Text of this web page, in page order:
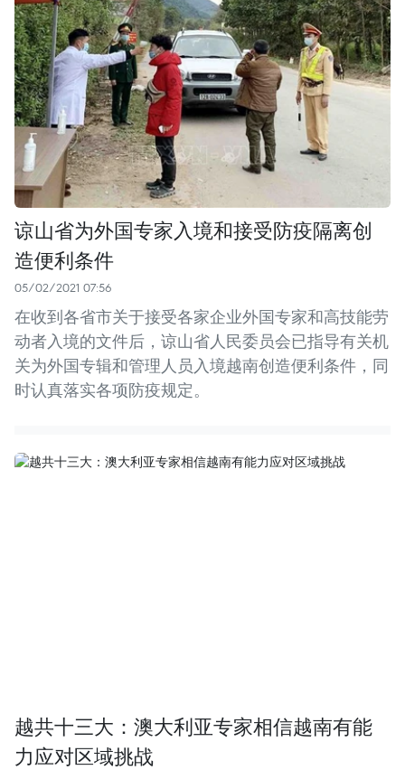
谅山省为外国专家入境和接受防疫隔离创
造便利条件
05/02/2021 07:56
在收到各省市关于接受各家企业外国专家和高技能劳
动者入境的文件后，谅山省人民委员会已指导有关机
关为外国专辑和管理人员入境越南创造便利条件，同
时认真落实各项防疫规定。
越共十三大：澳大利亚专家相信越南有能
力应对区域挑战